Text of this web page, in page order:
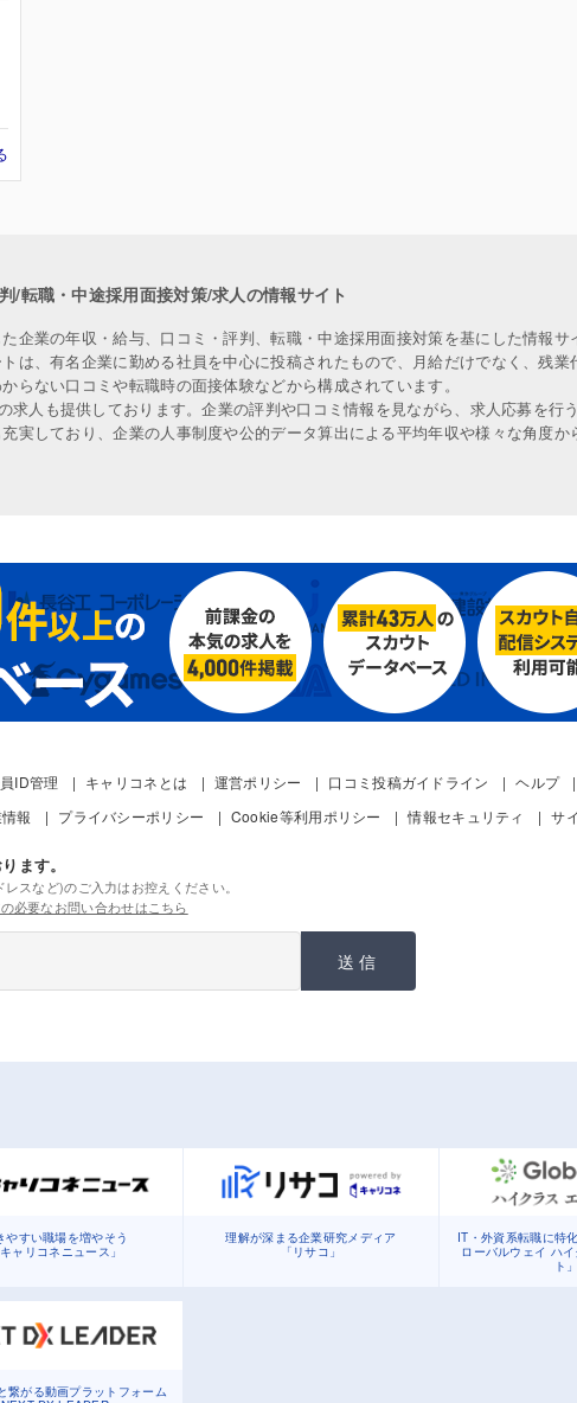
/転職・中途採用面接対策/求人の情報サイト
企業の年収・給与、口コミ・評判、転職・中途採用面接対策を基にした情報
は、有名企業に勤める社員を中心に投稿されたもので、月給だけでなく、残
らない口コミや転職時の面接体験などから構成されています。
人も提供しております。企業の評判や口コミ情報を見ながら、求人応募を行
実しており、企業の人事制度や公的データ算出による平均年収や様々な角度
ID管理 キャリコネとは 運営ポリシー 口コミ投稿ガイドライン ヘルプ
報 プライバシーポリシー Cookie等利用ポリシー 情報セキュリティ サ
ます。
スなど)のご入力はお控えください。
必要なお問い合わせはこちら
送信
やすい職場を増やそう
キャリコネニュース」
理解が深まる企業研究メディア
「リサコ」
IT・外資系転職に特
ローバルウェイ ハ
ト」
繋がる動画プラットフォーム